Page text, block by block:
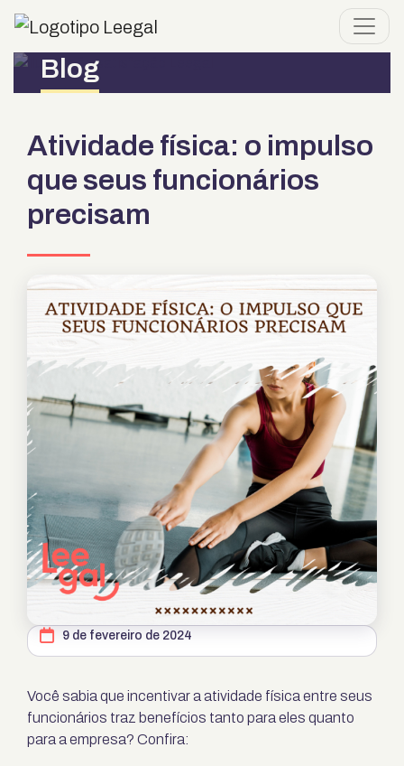
Blog
Atividade física: o impulso
que seus funcionários
precisam
9 de fevereiro de 2024
Você sabia que incentivar a atividade física entre seus
funcionários traz benefícios tanto para eles quanto
para a empresa? Confira: